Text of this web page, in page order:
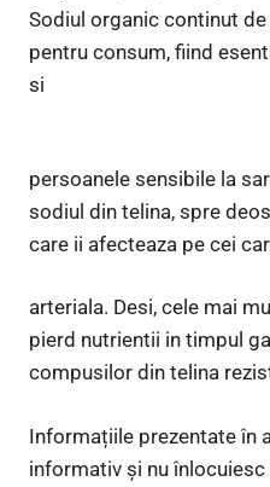
Sodiul organic continut
pentru consum, fiind
si
persoanele sensibile la
sodiul din telina, spre
care ii afecteaza pe cei
arteriala. Desi, cele mai
pierd nutrientii in timpul
compusilor din telina
Informațiile prezentate în
informativ și nu